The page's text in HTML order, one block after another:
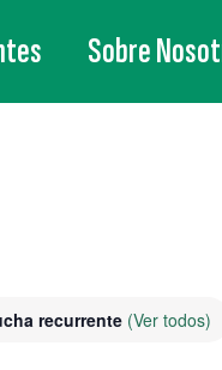
Sobre
recurrente (Ver todos)